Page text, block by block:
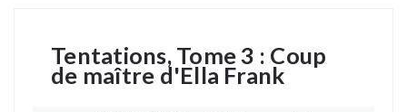
Tentations, Tome 3 : Coup
de maître d'Ella Frank